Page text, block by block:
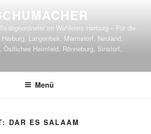
im Wahlkreis Harburg – Für die
Langenbek, Marmstorf, Neuland,
Heimfeld, Rönneburg, Sinstorf,
Menü
DAR ES SALAAM